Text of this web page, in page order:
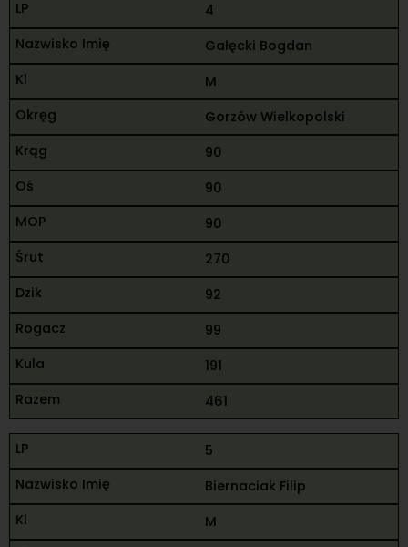
4
Gałęcki Bogdan
M
Gorzów Wielkopolski
90
90
90
270
92
99
191
461
5
Biernaciak Filip
M